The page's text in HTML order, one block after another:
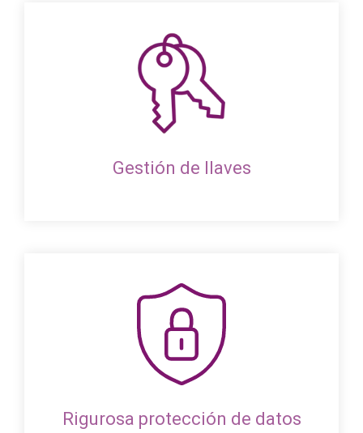
Gestión de llaves
Rigurosa protección de datos